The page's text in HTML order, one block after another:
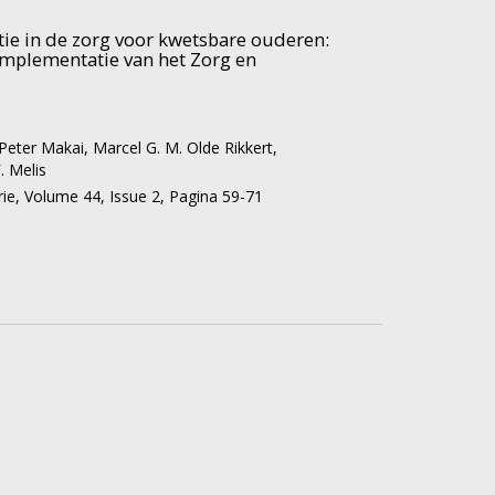
2014.
bestanden/documenten-en-
. Geraadpleegd op 31 oktober 2014.
Gezondheidszorg. Meerjarenbeleidsplan 2012–
in de zorg voor kwetsbare ouderen:
van het Zorg en
Peter Makai, Marcel G. M. Olde Rikkert,
Melis
Volume 44, Issue 2, Pagina 59-71